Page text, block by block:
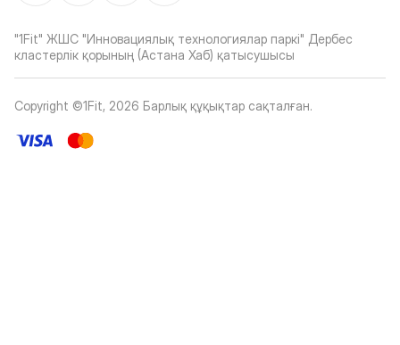
"1Fit" ЖШС "Инновациялық технологиялар паркі" Дербес
кластерлік қорының (Астана Хаб) қатысушысы
Copyright ©1Fit, 2026 Барлық құқықтар сақталған.